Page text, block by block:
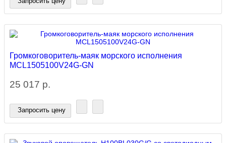
Громкоговоритель-маяк морского исполнения
MCL1505100V24G-GN
25 017 р.
Запросить цену